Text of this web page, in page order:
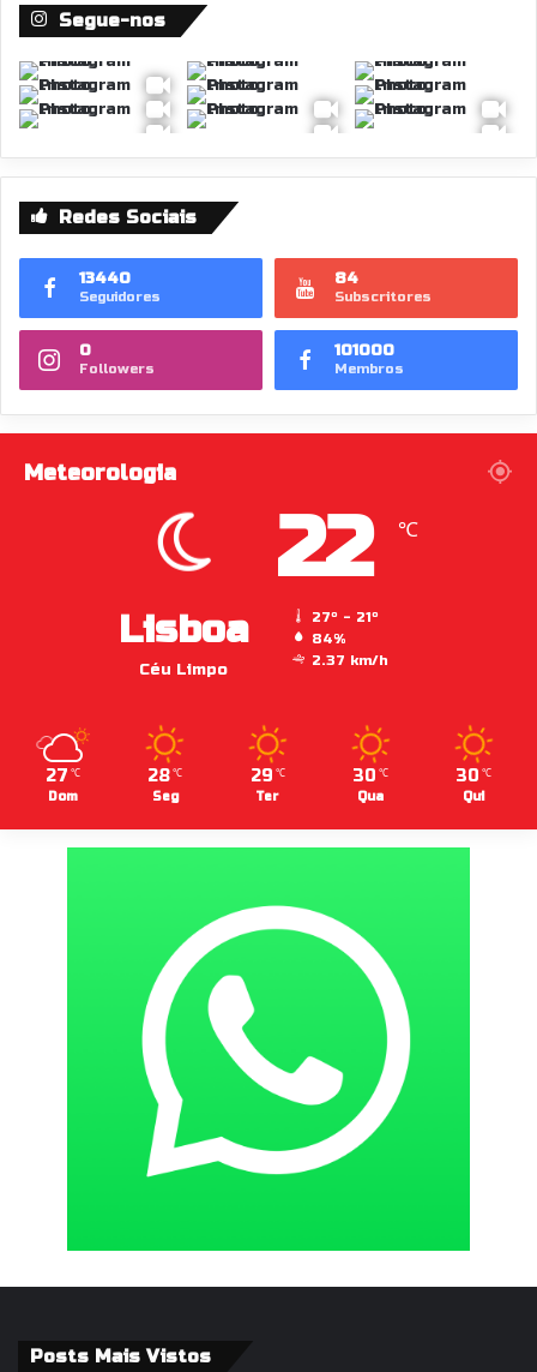
Segue-nos
Redes Sociais
13440
Seguidores
84
Subscritores
0
Followers
101000
Membros
Meteorologia
Lisboa
Céu Limpo
22 ℃
27º - 21º
84%
2.37 km/h
27 ℃
Dom
28 ℃
Seg
29 ℃
Ter
30 ℃
Qua
30 ℃
Qui
Posts Mais Vistos